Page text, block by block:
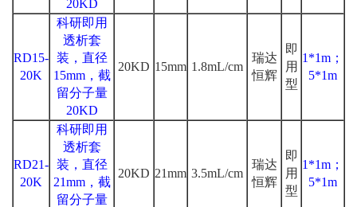
20KD
RD15-
20K
科研即用
透析套
装，直径
15mm，截
留分子量
20KD
20KD 15mm 1.8mL/cm
瑞达
恒辉
即
用
型
1*1m；
5*1m
RD21-
20K
科研即用
透析套
装，直径
21mm，截
留分子量
20KD 21mm 3.5mL/cm
瑞达
恒辉
即
用
型
1*1m；
5*1m